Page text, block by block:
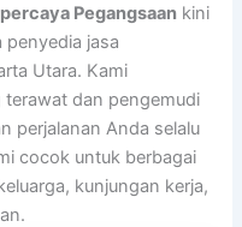
Pegangsaan kini
jasa
Utara. Kami
terawat dan pengemudi
perjalanan Anda selalu
cocok untuk berbagai
kunjungan kerja,